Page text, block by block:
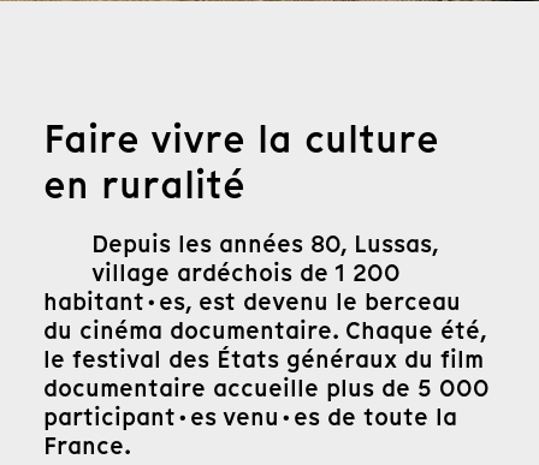
Faire vivre la culture
en ruralité
Depuis les années 80, Lussas,
village ardéchois de 1 200
habitant·es, est devenu le berceau
du cinéma documentaire. Chaque été,
le festival des États généraux du film
documentaire accueille plus de 5 000
participant·es venu·es de toute la
France.